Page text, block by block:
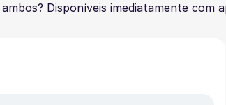
Disponíveis imediatamente com